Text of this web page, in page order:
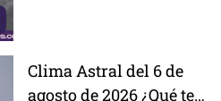
Clima Astral del 6 de
agosto de 2026 ¿Qué te